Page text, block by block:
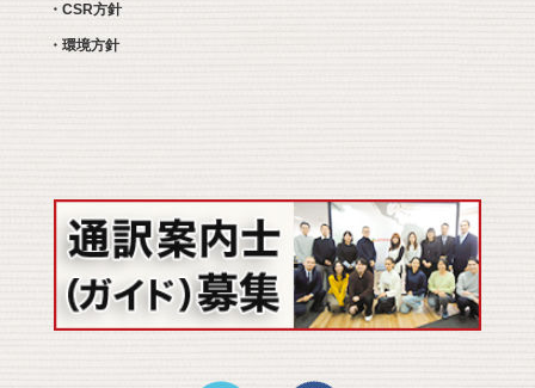
・CSR方針
・環境方針